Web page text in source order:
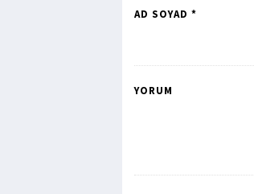
AD SOYAD *
YORUM